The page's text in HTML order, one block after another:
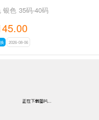
银色 35码-40码
2026-08-06